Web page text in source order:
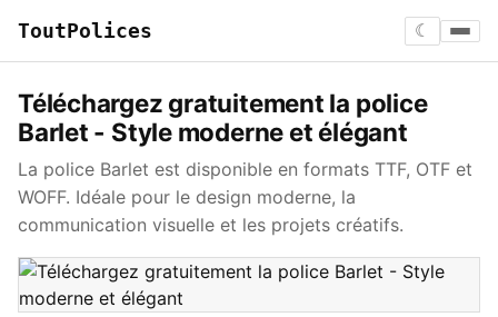
ToutPolices ☾
Téléchargez gratuitement la police
Barlet - Style moderne et élégant
La police Barlet est disponible en formats TTF, OTF et
WOFF. Idéale pour le design moderne, la
communication visuelle et les projets créatifs.